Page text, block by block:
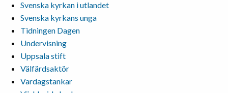
Svenska kyrkan i utlandet
Svenska kyrkans unga
Tidningen Dagen
Undervisning
Uppsala stift
Välfärdsaktör
Vardagstankar